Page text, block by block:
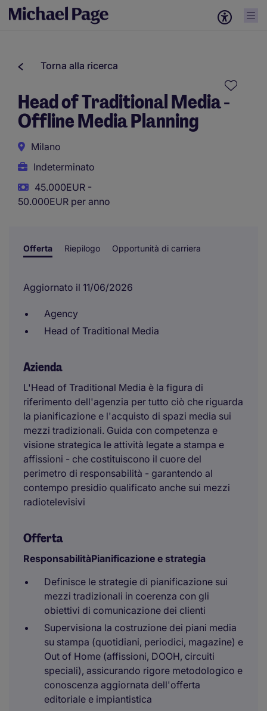
Torna alla ricerca
Head of Traditional Media -
Offline Media Planning
Milano
Indeterminato
45.000EUR -
50.000EUR per anno
Offerta Riepilogo Opportunità di carriera
Aggiornato il 11/06/2026
Agency
Head of Traditional Media
Azienda
L'Head of Traditional Media è la figura di
riferimento dell'agenzia per tutto ciò che riguarda
la pianificazione e l'acquisto di spazi media sui
mezzi tradizionali. Guida con competenza e
visione strategica le attività legate a stampa e
affissioni - che costituiscono il cuore del
perimetro di responsabilità - garantendo al
contempo presidio qualificato anche sui mezzi
radiotelevisivi
Offerta
ResponsabilitàPianificazione e strategia
Definisce le strategie di pianificazione sui
mezzi tradizionali in coerenza con gli
obiettivi di comunicazione dei clienti
Supervisiona la costruzione dei piani media
su stampa (quotidiani, periodici, magazine) e
Out of Home (affissioni, DOOH, circuiti
speciali), assicurando rigore metodologico e
conoscenza aggiornata dell'offerta
editoriale e impiantistica